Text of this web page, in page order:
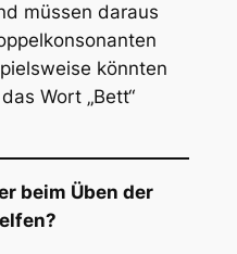
müssen daraus
könnten
Wort „Bett“
beim Üben der